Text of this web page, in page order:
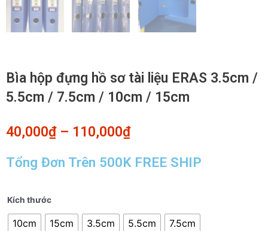
Bìa hộp đựng hồ sơ tài liệu ERAS 3.5cm /
5.5cm / 7.5cm / 10cm / 15cm
40,000₫– 110,000₫
Tổng Đơn Trên 500K FREE SHIP
Kích thước
10cm 15cm 3.5cm 5.5cm 7.5cm
Bìa
đựng